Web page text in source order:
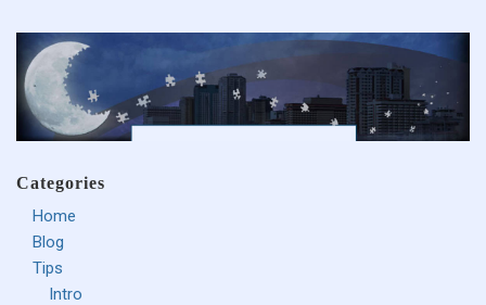
Categories
Home
Blog
Tips
Intro